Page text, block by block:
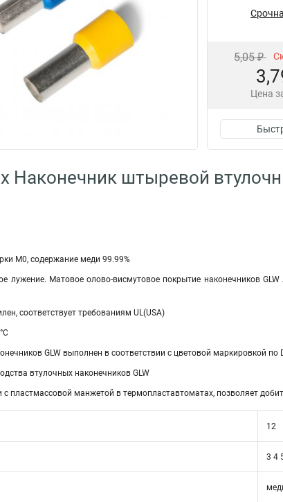
5,05 ₽
Цена
Наконечник штыревой
М0, содержание меди 99.99%
лужение. Матовое олово-висмутовое покрытие наконечников
соответствует требованиям UL(USA)
GLW выполнен в соответствии с цветовой маркировкой по
втулочных наконечников GLW
пластмассовой манжетой в термопластавтоматах, позволяет
12
3 4